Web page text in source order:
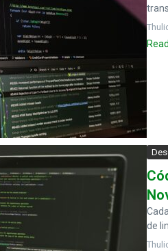
de